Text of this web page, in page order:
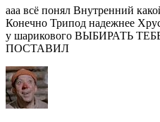
ааа всё понял Внутренний
Конечно Трипод надежнее
у шарикового ВЫБИРАТЬ
ПОСТАВИЛ